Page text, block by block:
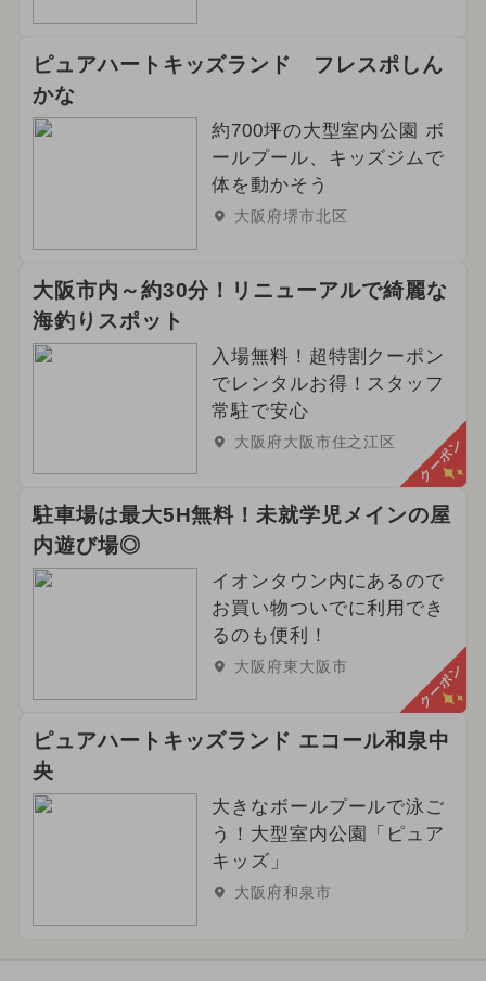
ピュアハートキッズランド フレスポしん
かな
約700坪の大型室内公園 ボ
ールプール、キッズジムで
体を動かそう
大阪府堺市北区
大阪市内～約30分！リニューアルで綺麗な
海釣りスポット
入場無料！超特割クーポン
でレンタルお得！スタッフ
常駐で安心
大阪府大阪市住之江区 クーポン
駐車場は最大5H無料！未就学児メインの屋
内遊び場◎
イオンタウン内にあるので
お買い物ついでに利用でき
るのも便利！
大阪府東大阪市 クーポン
ピュアハートキッズランド エコール和泉中
央
大きなボールプールで泳ご
う！大型室内公園「ピュア
キッズ」
大阪府和泉市